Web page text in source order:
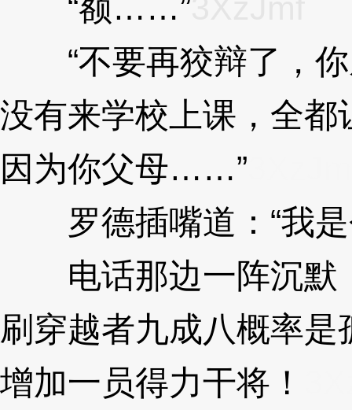
“额……”
“不要再狡辩了，你
没有来学校上课，全
因为你父母……”
罗德插嘴道：“我是
电话那边一阵沉默
刷穿越者九成八概率
增加一员得力干将！